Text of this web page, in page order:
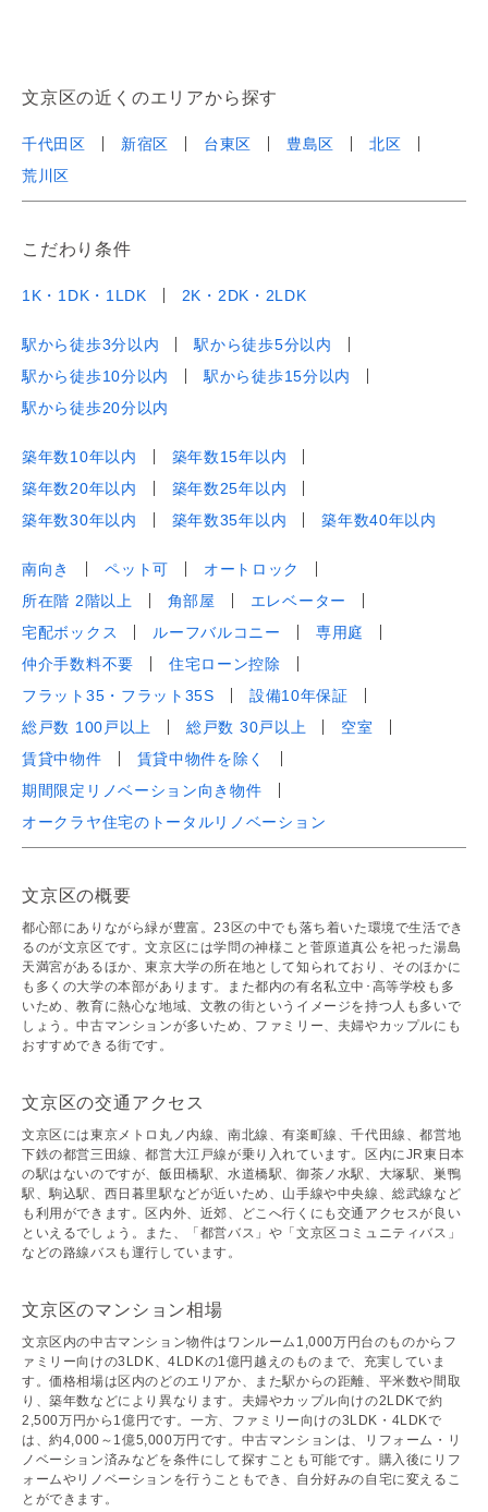
文京区の近くのエリアから探す
千代田区 新宿区 台東区 豊島区
北区
荒川区
こだわり条件
1K・1DK・1LDK 2K・2DK・2LDK
駅から徒歩3分以内
駅から徒歩5分以内
駅から徒歩10分以内
駅から徒歩15分以内
駅から徒歩20分以内
築年数10年以内
築年数15年以内
築年数20年以内
築年数25年以内
築年数30年以内
築年数35年以内 築年数40年以内
南向き ペット可
オートロック
所在階 2階以上
角部屋
エレベーター
宅配ボックス
ルーフバルコニー
専用庭
仲介手数料不要
住宅ローン控除
フラット35・フラット35S
設備10年保証
総戸数 100戸以上
総戸数 30戸以上
空室
賃貸中物件
賃貸中物件を除く
期間限定リノベーション向き物件
オークラヤ住宅のトータルリノベーション
文京区の概要
都心部にありながら緑が豊富。23区の中でも落ち着いた環境で生活でき
るのが文京区です。文京区には学問の神様こと菅原道真公を祀った湯島
天満宮があるほか、東京大学の所在地として知られており、そのほかに
も多くの大学の本部があります。また都内の有名私立中･高等学校も多
いため、教育に熱心な地域、文教の街というイメージを持つ人も多いで
しょう。中古マンションが多いため、ファミリー、夫婦やカップルにも
おすすめできる街です。
文京区の交通アクセス
文京区には東京メトロ丸ノ内線、南北線、有楽町線、千代田線、都営地
下鉄の都営三田線、都営大江戸線が乗り入れています。区内にJR東日本
の駅はないのですが、飯田橋駅、水道橋駅、御茶ノ水駅、大塚駅、巣鴨
駅、駒込駅、西日暮里駅などが近いため、山手線や中央線、総武線など
も利用ができます。区内外、近郊、どこへ行くにも交通アクセスが良い
といえるでしょう。また、「都営バス」や「文京区コミュニティバス」
などの路線バスも運行しています。
文京区のマンション相場
文京区内の中古マンション物件はワンルーム1,000万円台のものからフ
ァミリー向けの3LDK、4LDKの1億円越えのものまで、充実していま
す。価格相場は区内のどのエリアか、また駅からの距離、平米数や間取
り、築年数などにより異なります。夫婦やカップル向けの2LDKで約
2,500万円から1億円です。一方、ファミリー向けの3LDK・4LDKで
は、約4,000～1億5,000万円です。中古マンションは、リフォーム・リ
ノベーション済みなどを条件にして探すことも可能です。購入後にリフ
ォームやリノベーションを行うこともでき、自分好みの自宅に変えるこ
とができます。